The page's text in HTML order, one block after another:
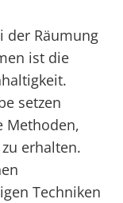
der Räumung
ist die
setzen
Methoden,
erhalten.
Techniken